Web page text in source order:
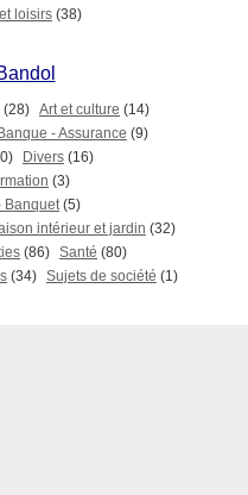
loisirs (38)
(28) Art et culture (14)
- Assurance (9)
Divers (16)
(3)
Banquet (5)
intérieur et jardin (32)
(86) Santé (80)
(34) Sujets de société (1)